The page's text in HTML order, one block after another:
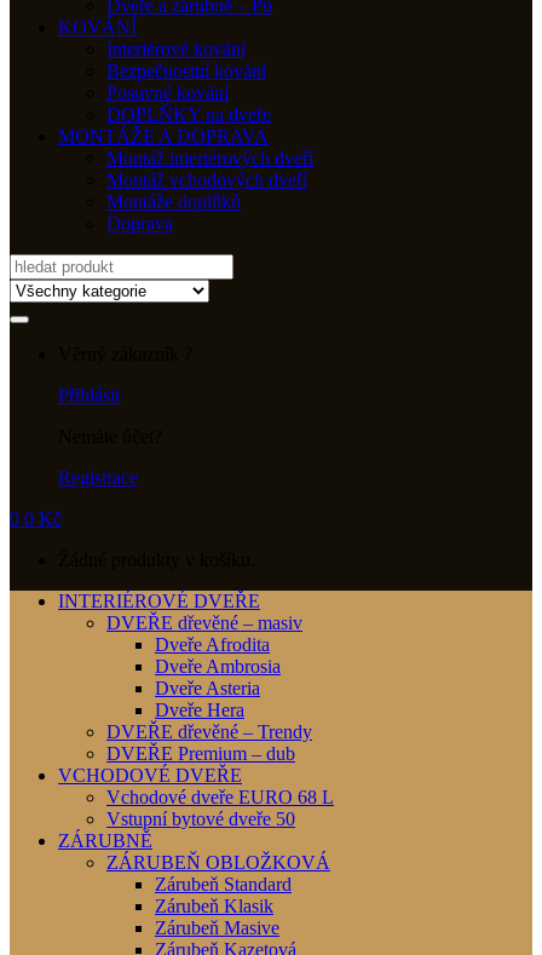
Dveře a zárubně – Pú
KOVÁNÍ
Interiérové kování
Bezpečnostní kování
Posuvné kování
DOPLŇKY na dveře
MONTÁŽE A DOPRAVA
Montáž interiérových dveří
Montáž vchodových dveří
Montáže doplňků
Doprava
Search
for:
Přihlásit
Registrace
0 0 Kč
INTERIÉROVÉ DVEŘE
DVEŘE dřevěné – masiv
Dveře Afrodita
Dveře Ambrosia
Dveře Asteria
Dveře Hera
DVEŘE dřevěné – Trendy
DVEŘE Premium – dub
VCHODOVÉ DVEŘE
Vchodové dveře EURO 68 L
Vstupní bytové dveře 50
ZÁRUBNĚ
ZÁRUBEŇ OBLOŽKOVÁ
Zárubeň Standard
Zárubeň Klasik
Zárubeň Masive
Zárubeň Kazetová